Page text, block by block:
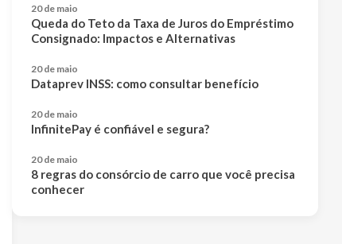
20 de maio
Queda do Teto da Taxa de Juros do Empréstimo
Consignado: Impactos e Alternativas
20 de maio
Dataprev INSS: como consultar benefício
20 de maio
InfinitePay é confiável e segura?
20 de maio
8 regras do consórcio de carro que você precisa
conhecer